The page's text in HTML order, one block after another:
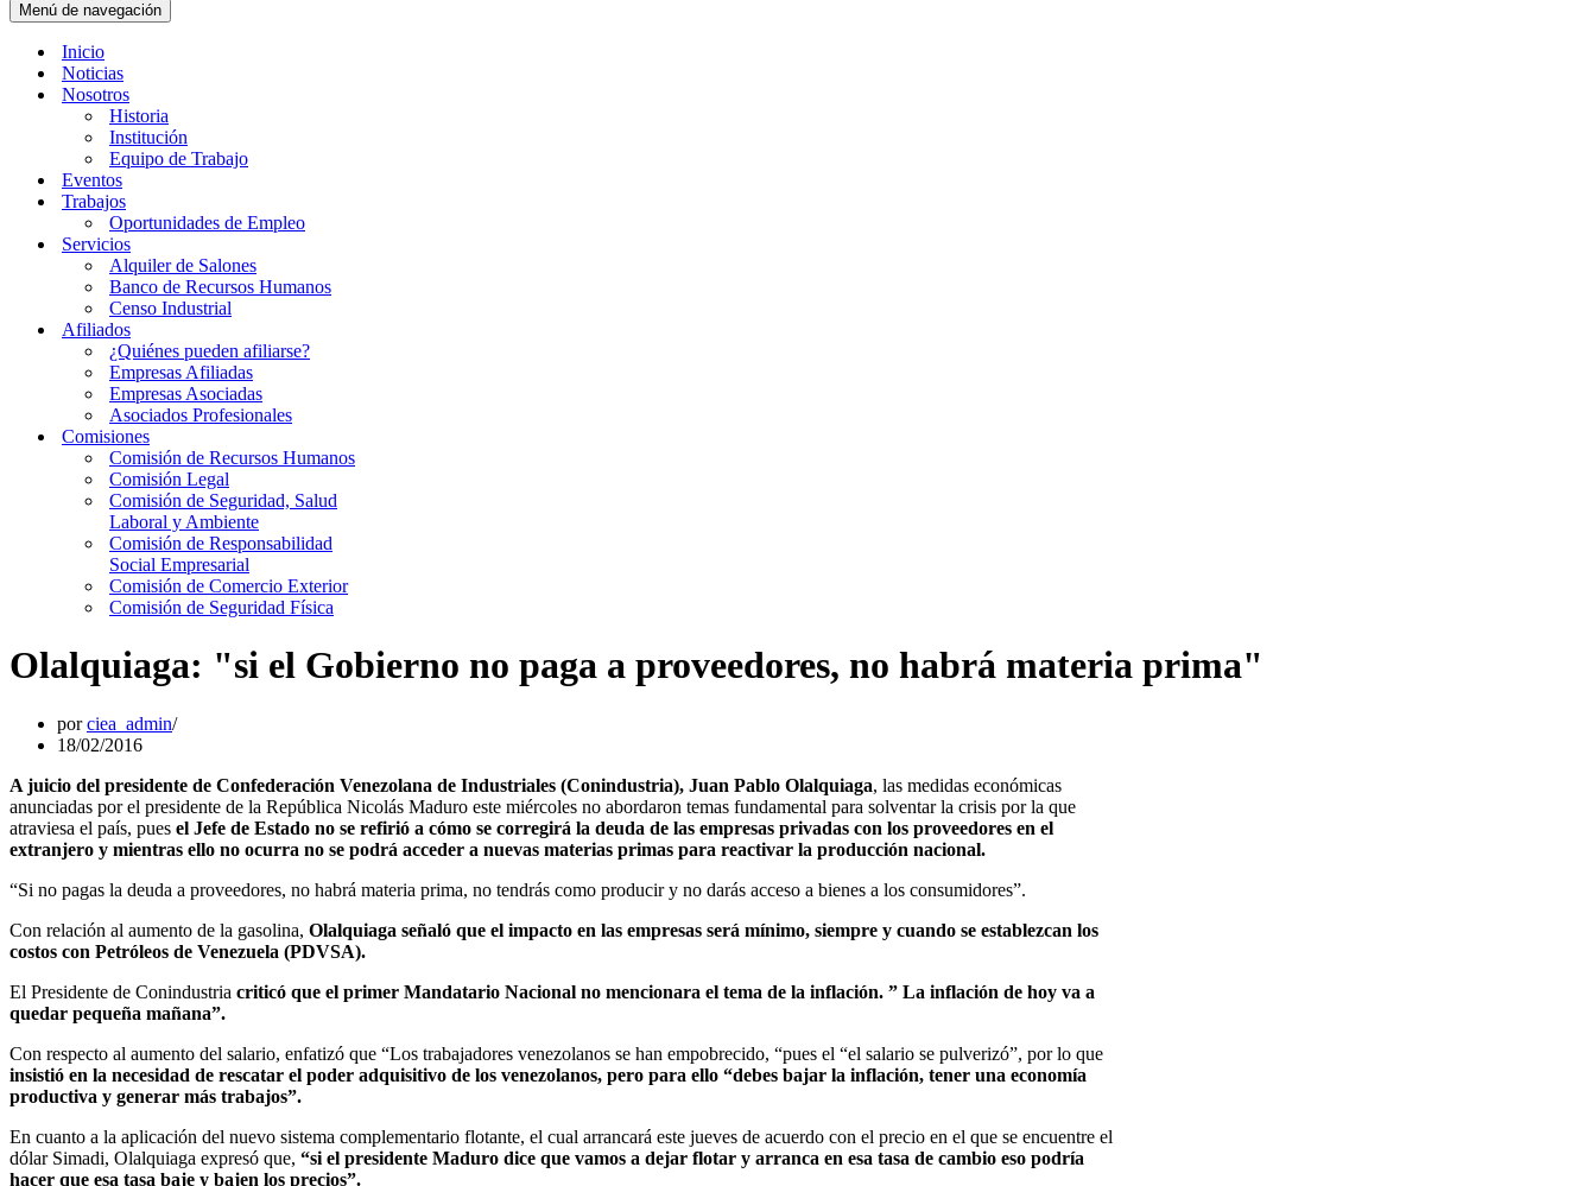
Menú de navegación
Inicio
Noticias
Nosotros
Historia
Institución
Equipo de Trabajo
Eventos
Trabajos
Oportunidades de Empleo
Servicios
Alquiler de Salones
Banco de Recursos Humanos
Censo Industrial
Afiliados
¿Quiénes pueden afiliarse?
Empresas Afiliadas
Empresas Asociadas
Asociados Profesionales
Comisiones
Comisión de Recursos Humanos
Comisión Legal
Comisión de Seguridad, Salud
Laboral y Ambiente
Comisión de Responsabilidad
Social Empresarial
Comisión de Comercio Exterior
Comisión de Seguridad Física
Olalquiaga: "si el Gobierno no paga a proveedores, no habrá materia prima"
porciea_admin
18/02/2016
A juicio del presidente de Confederación Venezolana de Industriales (Conindustria), Juan Pablo Olalquiaga, las medidas económicas
anunciadas por el presidente de la República Nicolás Maduro este miércoles no abordaron temas fundamental para solventar la crisis por la que
atraviesa el país, pues el Jefe de Estado no se refirió a cómo se corregirá la deuda de las empresas privadas con los proveedores en el
extranjero y mientras ello no ocurra no se podrá acceder a nuevas materias primas para reactivar la producción nacional.
“Si no pagas la deuda a proveedores, no habrá materia prima, no tendrás como producir y no darás acceso a bienes a los consumidores”.
Con relación al aumento de la gasolina, Olalquiaga señaló que el impacto en las empresas será mínimo, siempre y cuando se establezcan los
costos con Petróleos de Venezuela (PDVSA).
El Presidente de Conindustria criticó que el primer Mandatario Nacional no mencionara el tema de la inflación. ” La inflación de hoy va a
quedar pequeña mañana”.
Con respecto al aumento del salario, enfatizó que “Los trabajadores venezolanos se han empobrecido, “pues el “el salario se pulverizó”, por lo que
insistió en la necesidad de rescatar el poder adquisitivo de los venezolanos, pero para ello “debes bajar la inflación, tener una economía
productiva y generar más trabajos”.
En cuanto a la aplicación del nuevo sistema complementario flotante, el cual arrancará este jueves de acuerdo con el precio en el que se encuentre el
dólar Simadi, Olalquiaga expresó que, “si el presidente Maduro dice que vamos a dejar flotar y arranca en esa tasa de cambio eso podría
hacer que esa tasa baje y bajen los precios”.